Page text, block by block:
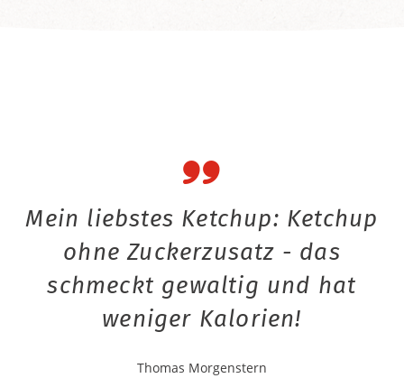
Mein liebstes Ketchup: Ketchup
ohne Zuckerzusatz - das
schmeckt gewaltig und hat
weniger Kalorien!
Thomas Morgenstern